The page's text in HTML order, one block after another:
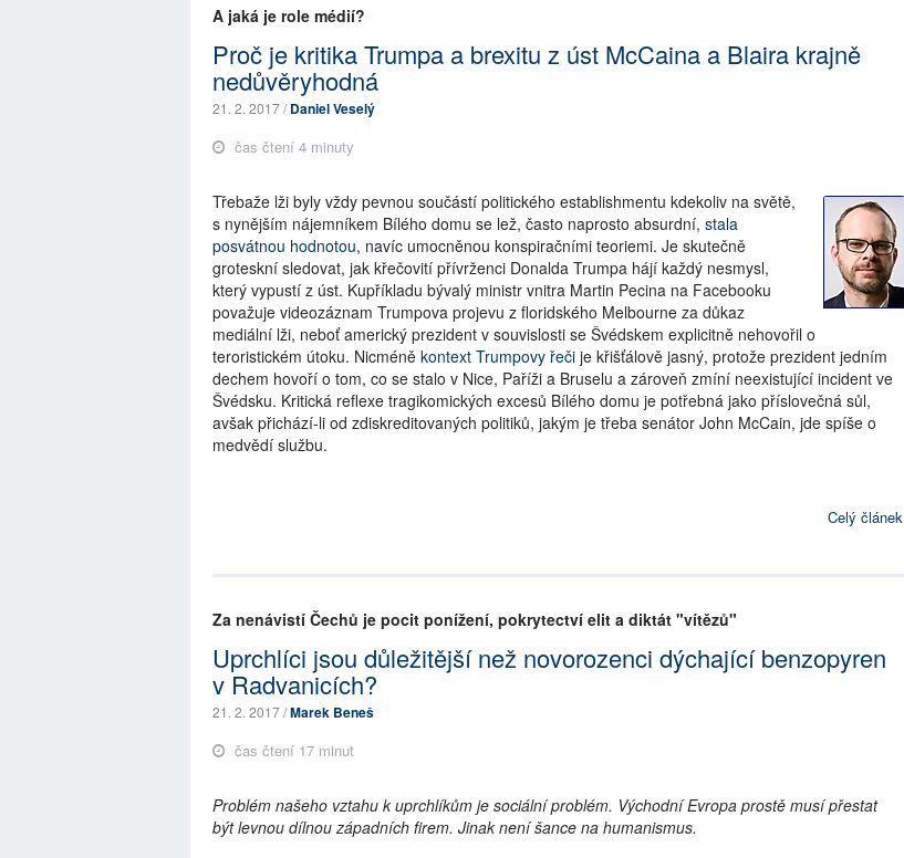
A jaká je role médií?
Proč je kritika Trumpa a brexitu z úst McCaina a Blaira krajně
nedůvěryhodná
21. 2. 2017 /Daniel Veselý
čas čtení 4 minuty
Třebaže lži byly vždy pevnou součástí politického establishmentu kdekoliv na světě,
s nynějším nájemníkem Bílého domu se lež, často naprosto absurdní, stala
posvátnou hodnotou, navíc umocněnou konspiračními teoriemi. Je skutečně
groteskní sledovat, jak křečovití přívrženci Donalda Trumpa hájí každý nesmysl,
který vypustí z úst. Kupříkladu bývalý ministr vnitra Martin Pecina na Facebooku
považuje videozáznam Trumpova projevu z floridského Melbourne za důkaz
mediální lži, neboť americký prezident v souvislosti se Švédskem explicitně nehovořil o
teroristickém útoku. Nicméně kontext Trumpovy řeči je křišťálově jasný, protože prezident jedním
dechem hovoří o tom, co se stalo v Nice, Paříži a Bruselu a zároveň zmíní neexistující incident ve
Švédsku. Kritická reflexe tragikomických excesů Bílého domu je potřebná jako příslovečná sůl,
avšak přichází-li od zdiskreditovaných politiků, jakým je třeba senátor John McCain, jde spíše o
medvědí službu.
Celý článek
Za nenávistí Čechů je pocit ponížení, pokrytectví elit a diktát "vítězů"
Uprchlíci jsou důležitější než novorozenci dýchající benzopyren
v Radvanicích?
21. 2. 2017 /Marek Beneš
čas čtení 17 minut
Problém našeho vztahu k uprchlíkům je sociální problém. Východní Evropa prostě musí přestat
být levnou dílnou západních firem. Jinak není šance na humanismus.